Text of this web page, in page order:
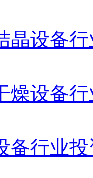
晶设备
燥设备
备行业